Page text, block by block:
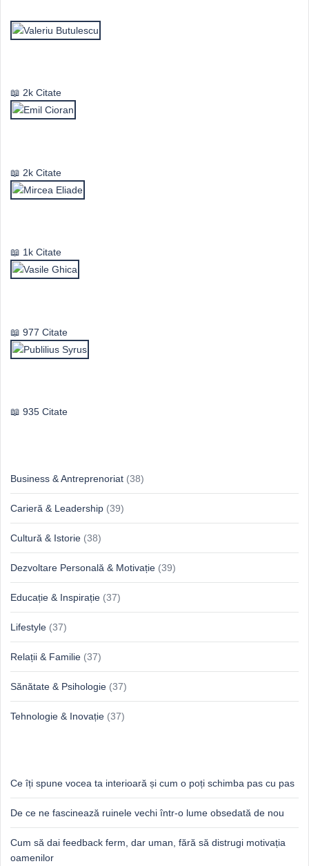
2k Citate
2k Citate
1k Citate
977 Citate
935 Citate
Business & Antreprenoriat (38)
Carieră & Leadership (39)
Cultură & Istorie (38)
Dezvoltare Personală & Motivație (39)
Educație & Inspirație (37)
Lifestyle (37)
Relații & Familie (37)
Sănătate & Psihologie (37)
Tehnologie & Inovație (37)
Ce îți spune vocea ta interioară și cum o poți schimba pas cu pas
De ce ne fascinează ruinele vechi într-o lume obsedată de nou
Cum să dai feedback ferm, dar uman, fără să distrugi motivația
oamenilor